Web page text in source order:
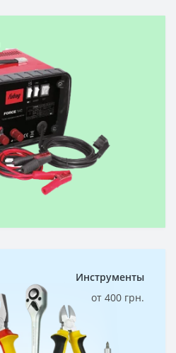
Инструменты
от 400 грн.